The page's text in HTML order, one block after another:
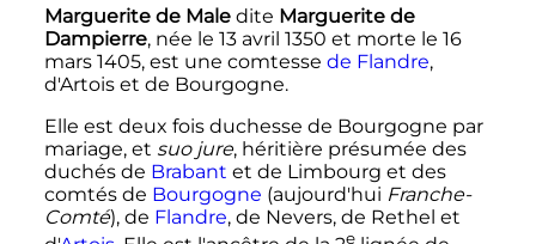
Marguerite de Maledite Marguerite de
Dampierre, née le 13 avril 1350 et morte le 16
mars 1405, est une comtesse de Flandre,
d'Artois et de Bourgogne.
Elle est deux fois duchesse de Bourgogne par
mariage, et suo jure, héritière présumée des
duchés de Brabant et de Limbourg et des
comtés de Bourgogne (aujourd'hui Franche-
Comté), de Flandre, de Nevers, de Rethel et
e